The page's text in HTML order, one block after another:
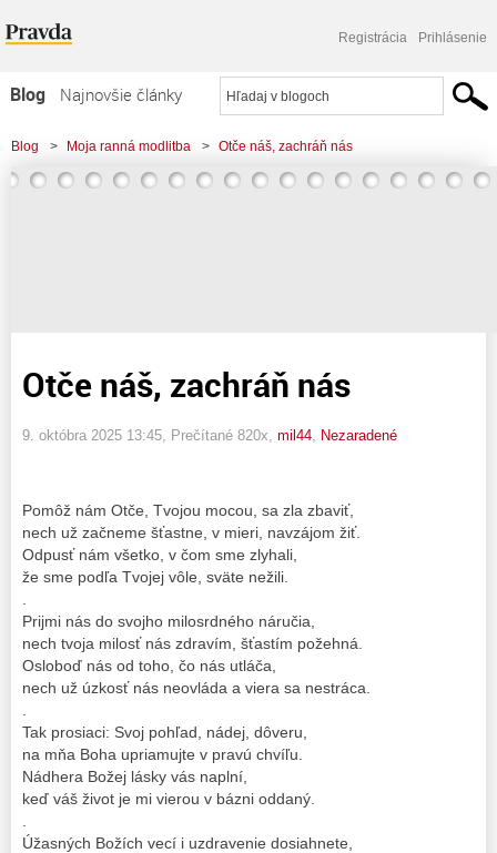
Registrácia Prihlásenie
Blog
Najnovšie články
Najčítanejšie články
Najkomentovanejšie články
Blog > Moja ranná modlitba > Otče náš, zachráň nás
Otče náš, zachráň nás
9. októbra 2025 13:45 , Prečítané 820x, mil44 Nezaradené
Pomôž nám Otče, Tvojou mocou, sa zla zbaviť,
nech už začneme šťastne, v mieri, navzájom žiť.
Odpusť nám všetko, v čom sme zlyhali,
že sme podľa Tvojej vôle, sväte nežili.
Prijmi nás do svojho milosrdného náručia,
nech tvoja milosť nás zdravím, šťastím požehná.
Osloboď nás od toho, čo nás utláča,
nech už úzkosť nás neovláda a viera sa nestráca.
Tak prosiaci: Svoj pohľad, nádej, dôveru,
na mňa Boha upriamujte v pravú chvíľu.
Nádhera Božej lásky vás naplní,
keď váš život je mi vierou v bázni oddaný.
Úžasných Božích vecí i uzdravenie dosiahnete,